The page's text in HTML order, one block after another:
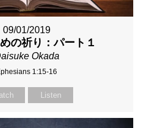
09/01/2019
の祈り：パート１
Okada
1:15-16
Listen